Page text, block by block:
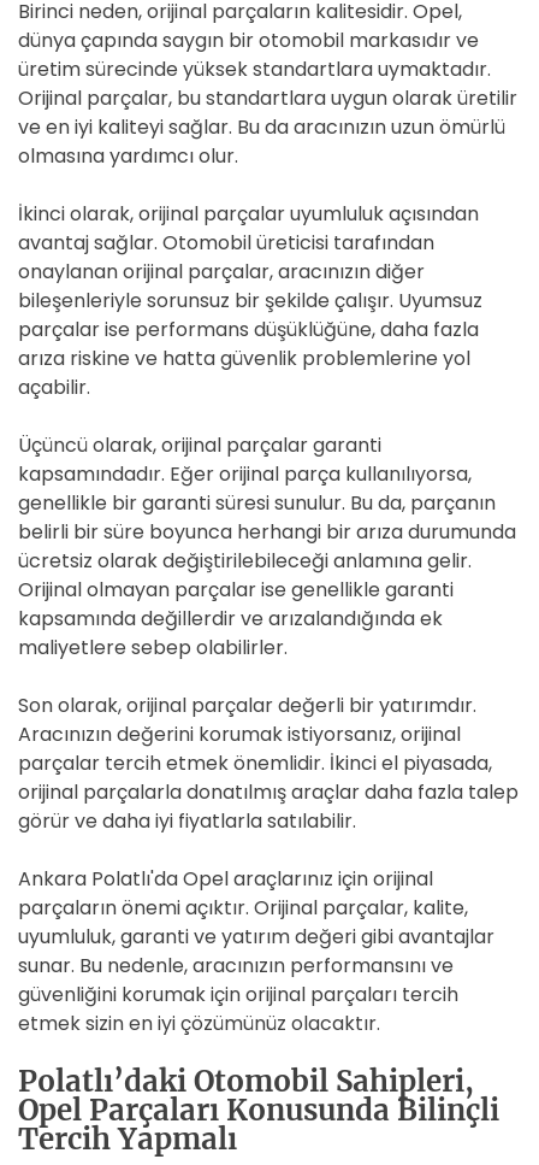
Birinci neden, orijinal parçaların kalitesidir. Opel,
dünya çapında saygın bir otomobil markasıdır ve
üretim sürecinde yüksek standartlara uymaktadır.
Orijinal parçalar, bu standartlara uygun olarak üretilir
ve en iyi kaliteyi sağlar. Bu da aracınızın uzun ömürlü
olmasına yardımcı olur.
İkinci olarak, orijinal parçalar uyumluluk açısından
avantaj sağlar. Otomobil üreticisi tarafından
onaylanan orijinal parçalar, aracınızın diğer
bileşenleriyle sorunsuz bir şekilde çalışır. Uyumsuz
parçalar ise performans düşüklüğüne, daha fazla
arıza riskine ve hatta güvenlik problemlerine yol
açabilir.
Üçüncü olarak, orijinal parçalar garanti
kapsamındadır. Eğer orijinal parça kullanılıyorsa,
genellikle bir garanti süresi sunulur. Bu da, parçanın
belirli bir süre boyunca herhangi bir arıza durumunda
ücretsiz olarak değiştirilebileceği anlamına gelir.
Orijinal olmayan parçalar ise genellikle garanti
kapsamında değillerdir ve arızalandığında ek
maliyetlere sebep olabilirler.
Son olarak, orijinal parçalar değerli bir yatırımdır.
Aracınızın değerini korumak istiyorsanız, orijinal
parçalar tercih etmek önemlidir. İkinci el piyasada,
orijinal parçalarla donatılmış araçlar daha fazla talep
görür ve daha iyi fiyatlarla satılabilir.
Ankara Polatlı'da Opel araçlarınız için orijinal
parçaların önemi açıktır. Orijinal parçalar, kalite,
uyumluluk, garanti ve yatırım değeri gibi avantajlar
sunar. Bu nedenle, aracınızın performansını ve
güvenliğini korumak için orijinal parçaları tercih
etmek sizin en iyi çözümünüz olacaktır.
Polatlı’daki Otomobil Sahipleri,
Opel Parçaları Konusunda Bilinçli
Tercih Yapmalı